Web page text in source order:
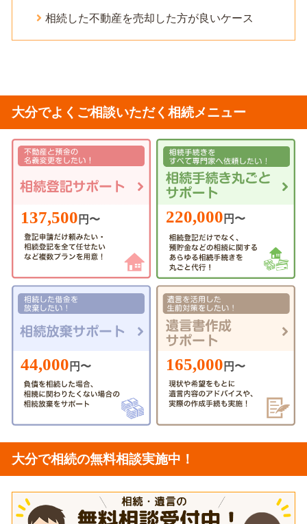
相続した不動産を売却した方が良いケース
大分でよくご相談いただく相続メニュー
137,500 円〜 220,000 円〜
44,000 円〜 165,000 円〜
大分で相続の無料相談実施中！